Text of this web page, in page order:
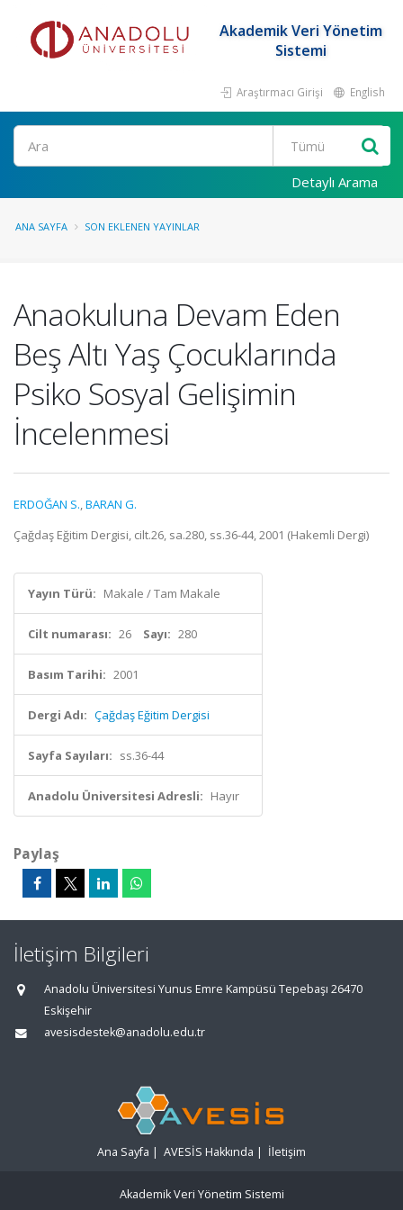
Akademik Veri Yönetim
Sistemi
Araştırmacı Girişi English
Ara
Detaylı Arama
ANA SAYFA SON EKLENEN YAYINLAR
Anaokuluna Devam Eden
Beş Altı Yaş Çocuklarında
Psiko Sosyal Gelişimin
İncelenmesi
ERDOĞAN S.,BARAN G.
Çağdaş Eğitim Dergisi, cilt.26, sa.280, ss.36-44, 2001 (Hakemli Dergi)
Yayın Türü: Makale / Tam Makale
Cilt numarası: 26 Sayı: 280
Basım Tarihi: 2001
Dergi Adı: Çağdaş Eğitim Dergisi
Sayfa Sayıları: ss.36-44
Anadolu Üniversitesi Adresli: Hayır
Paylaş
İletişim Bilgileri
Anadolu Üniversitesi Yunus Emre Kampüsü Tepebaşı 26470
Eskişehir
avesisdestek@anadolu.edu.tr
Ana Sayfa | AVESİS Hakkında | İletişim
Akademik Veri Yönetim Sistemi